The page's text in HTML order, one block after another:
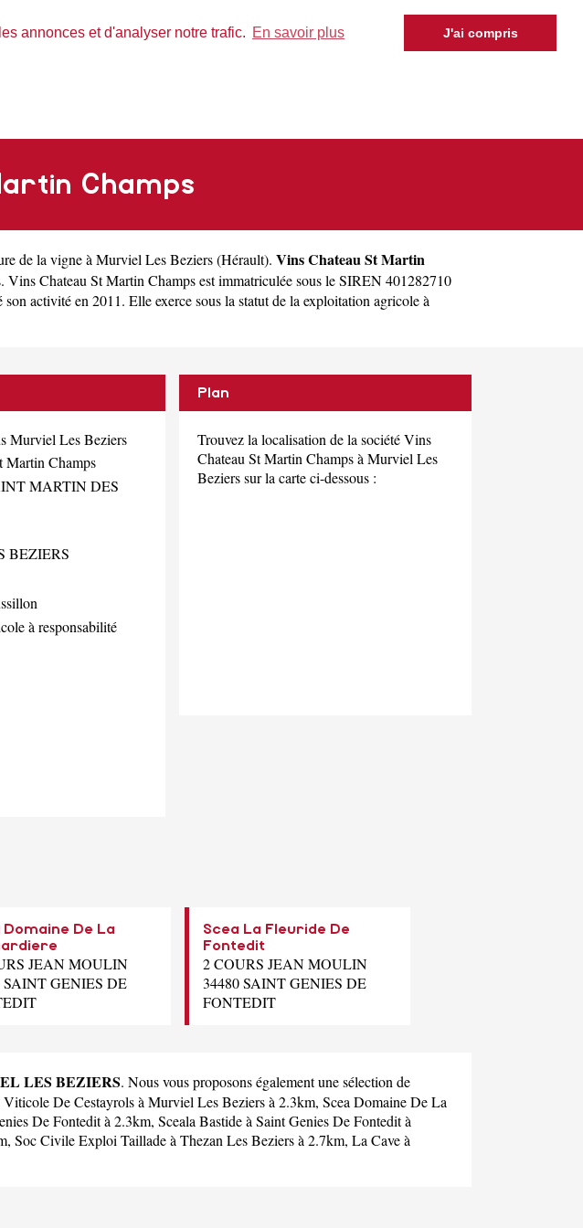
annonces et d'analyser notre trafic. En savoir plus J'ai compris
Champs
de la vigne à Murviel Les Beziers(Hérault). Vins Chateau St Martin
Chateau St Martin Champs est immatriculée sous le SIREN 401282710
activité en 2011. Elle exerce sous la statut de la exploitation agricole à
Murviel Les Beziers
Martin Champs
MARTIN DES
BEZIERS
à responsabilité
Plan
Trouvez la localisation de la société Vins
Chateau St Martin Champs à Murviel Les
Beziers sur la carte ci-dessous :
Domaine De La
JEAN MOULIN
SAINT GENIES DE
Scea La Fleuride De
Fontedit
2 COURS JEAN MOULIN
34480 SAINT GENIES DE
FONTEDIT
LES BEZIERS. Nous vous proposons également une sélection de
Viticole De Cestayrolsà Murviel Les Beziers à 2.3km, Scea Domaine De La
De Fontedit à 2.3km, Sceala Bastideà Saint Genies De Fontedit à
Soc Civile Exploi Tailladeà Thezan Les Beziers à 2.7km, La Caveà